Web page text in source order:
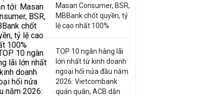
Masan Consumer, BSR,
MBBank chốt quyền, tỷ
lệ cao nhất 100%
TOP 10 ngân hàng lãi
lớn nhất từ kinh doanh
ngoại hối nửa đầu năm
2026: Vietcombank
quán quân, ACB dẫn